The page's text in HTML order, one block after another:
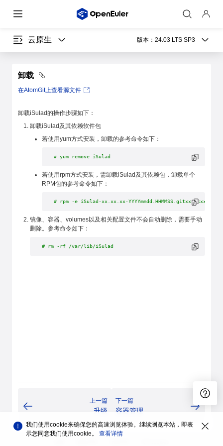
云原生 版本： 24.03 LTS SP3
卸载
在AtomGit上查看源文件
卸载iSulad的操作步骤如下：
卸载iSulad及其依赖软件包
若使用yum方式安装，卸载的参考命令如下：
# yum remove iSulad
若使用rpm方式安装，需卸载iSulad及其依赖包，卸载单个
RPM包的参考命令如下：
# rpm -e iSulad-xx.xx.xx-
镜像、容器、volumes以及相关配置文件不会自动删除，需要手动
删除。参考命令如下：
# rm -rf /var/lib/iSulad
上一篇
升级 容器管理
下一篇
我们使用cookie来确保您的高速浏览体验。继续浏览本站，即表
示您同意我们使用cookie。 查看详情